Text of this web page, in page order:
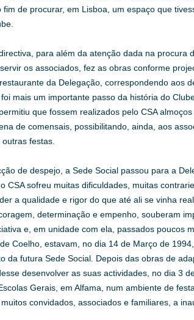
fim de procurar, em Lisboa, um espaço que
para além da atenção dada na procura
os associados, fez as obras conforme
da Delegação, correspondendo aos
mais um importante passo da história do
que fossem realizados pelo CSA
de comensais, possibilitando, ainda, aos
festas.
de despejo, a Sede Social passou para a
CSA sofreu muitas dificuldades, muitas
a qualidade e rigor do que até ali se vinha
determinação e empenho, souberam
e, em unidade com ela, passados poucos
Coelho, estavam, no dia 14 de Março de
da futura Sede Social. Depois das obras de
desenvolver as suas actividades, no dia 3
Gerais, em Alfama, num ambiente de
convidados, associados e familiares, a